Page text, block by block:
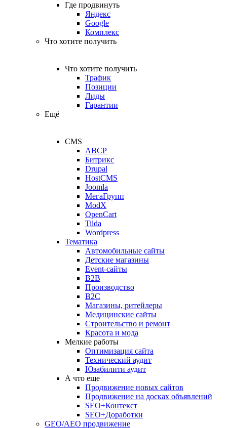
Где продвинуть
Яндекс
Google
Комплекс
Что хотите получить
Что хотите получить
Трафик
Позиции
Лиды
Гарантии
Ещё
CMS
ABCP
Битрикс
Drupal
HostCMS
Joomla
МегаГрупп
ModX
OpenCart
Tilda
Wordpress
Тематика
Автомобильные сайты
Детские магазины
Event-сайты
B2B
Производство
B2C
Магазины, ритейлеры
Медицинские сайты
Строительство и ремонт
Красота и мода
Мелкие работы
Оптимизация сайта
Технический аудит
Юзабилити аудит
А что еще
Продвижение новых сайтов
Продвижение на досках объявлений
SEO+Контекст
SEO+Доработки
GEO/AEO продвижение